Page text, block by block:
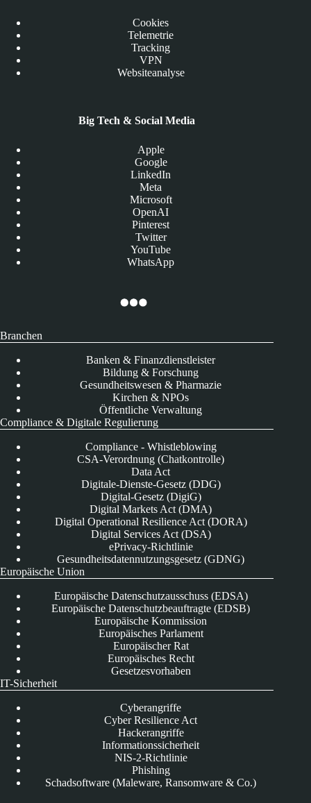
Cookies
Telemetrie
Tracking
VPN
Websiteanalyse
Big Tech & Social Media
Apple
Google
LinkedIn
Meta
Microsoft
OpenAI
Pinterest
Twitter
YouTube
WhatsApp
Branchen
Banken & Finanzdienstleister
Bildung & Forschung
Gesundheitswesen & Pharmazie
Kirchen & NPOs
Öffentliche Verwaltung
Compliance & Digitale Regulierung
Compliance - Whistleblowing
CSA-Verordnung (Chatkontrolle)
Data Act
Digitale-Dienste-Gesetz (DDG)
Digital-Gesetz (DigiG)
Digital Markets Act (DMA)
Digital Operational Resilience Act (DORA)
Digital Services Act (DSA)
ePrivacy-Richtlinie
Gesundheitsdatennutzungsgesetz (GDNG)
Europäische Union
Europäische Datenschutzausschuss (EDSA)
Europäische Datenschutzbeauftragte (EDSB)
Europäische Kommission
Europäisches Parlament
Europäischer Rat
Europäisches Recht
Gesetzesvorhaben
IT-Sicherheit
Cyberangriffe
Cyber Resilience Act
Hackerangriffe
Informationssicherheit
NIS-2-Richtlinie
Phishing
Schadsoftware (Maleware, Ransomware & Co.)